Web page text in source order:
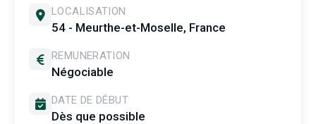
LOCALISATION
54 - Meurthe-et-Moselle, France
REMUNERATION
Négociable
DATE DE DÉBUT
Dès que possible